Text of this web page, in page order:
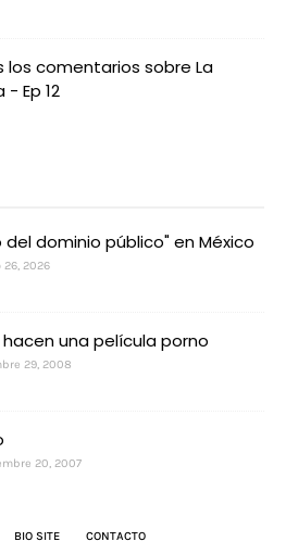
los comentarios sobre La
Ep 12
del dominio público" en México
26, 2026
hacen una película porno
29, 2008
20, 2007
BIO SITE CONTACTO